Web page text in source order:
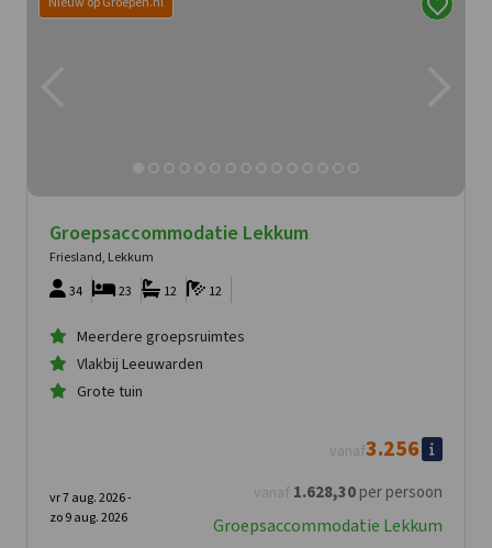
Groepsaccommodatie Lekkum
Friesland, Lekkum
34
12
12
23
Meerdere groepsruimtes
Vlakbij Leeuwarden
Grote tuin
vanaf 1.628,30per persoon
vanaf3.256
vr 7 aug. 2026 -
zo 9 aug. 2026
Groepsaccommodatie Lekkum